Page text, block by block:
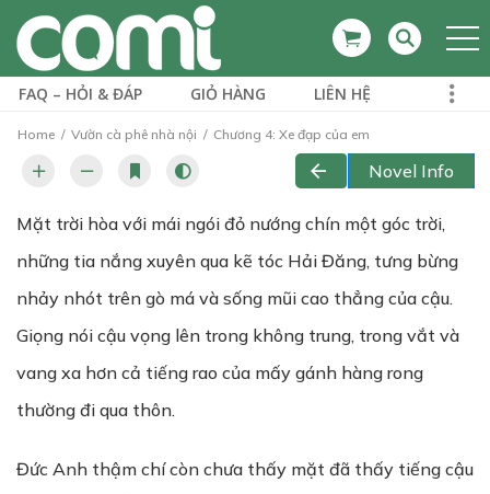
FAQ – HỎI & ĐÁP GIỎ HÀNG LIÊN HỆ
Home Vườn cà phê nhà nội Chương 4: Xe đạp của em
Novel Info
Mặt trời hòa với mái ngói đỏ nướng chín một góc trời,
những tia nắng xuyên qua kẽ tóc Hải Đăng, tưng bừng
nhảy nhót trên gò má và sống mũi cao thẳng của cậu.
Giọng nói cậu vọng lên trong không trung, trong vắt và
vang xa hơn cả tiếng rao của mấy gánh hàng rong
thường đi qua thôn.
Đức Anh thậm chí còn chưa thấy mặt đã thấy tiếng cậu